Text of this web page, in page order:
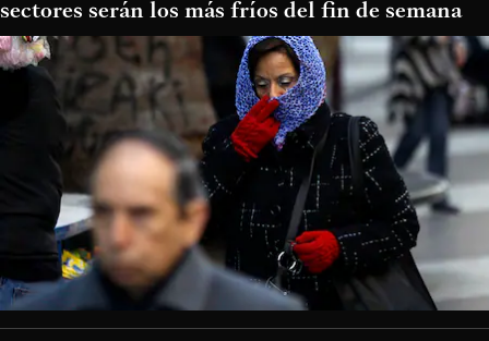
sectores serán los más fríos del fin de semana